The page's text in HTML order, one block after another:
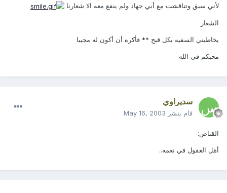
لأني سبق وتناقشت مع أبي جهاد ولم ينفع معه الا شعارنا
الشعار
يخاطبني السفيه بكل قبح ** فأكره أن أكون له مجيبا
محبكم في الله
سديراوي
قام بنشر May 16, 2003
القناص:
أهل العقول في نعمه..